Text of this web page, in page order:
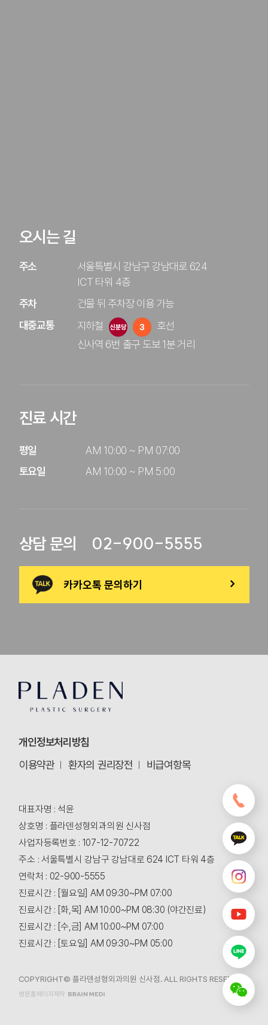
오시는 길
주소
주차
대중교통
서울특별시 강남구 강남대로 624
ICT 타워 4층
건물 뒤 주차장 이용 가능
지하철
호선
신사역 6번 출구 도보 1분 거리
진료 시간
평일
토요일
AM 10:00 ~ PM 07:00
AM 10:00 ~ PM 5:00
상담 문의 02-900-5555
카카오톡 문의하기 >
개인정보처리방침
이용약관
환자의 권리장전 비급여항목
대표자명 : 석윤
상호명 : 플라덴성형외과의원 신사점
사업자등록번호 : 107-12-70722
주소 : 서울특별시 강남구 강남대로 624 ICT 타워 4층
연락처 : 02-900-5555
진료시간 : [월요일] AM 09:30~PM 07:00
진료시간 : [화,목] AM 10:00~PM 08:30 (야간진료)
진료시간 : [수,금] AM 10:00~PM 07:00
진료시간 : [토요일] AM 09:30~PM 05:00
COPYRIGHT© 플라덴성형외과의원 신사점. ALL RIGHTS RESERVED.
병원홈페이지제작